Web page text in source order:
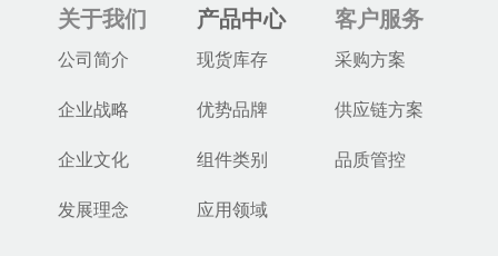
关于我们
公司简介
企业战略
企业文化
发展理念
产品中心
现货库存
优势品牌
组件类别
应用领域
客户服务
采购方案
供应链方案
品质管控